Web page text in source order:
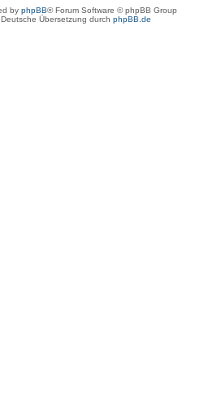
by phpBB® Forum Software © phpBB Group
Deutsche Übersetzung durch phpBB.de